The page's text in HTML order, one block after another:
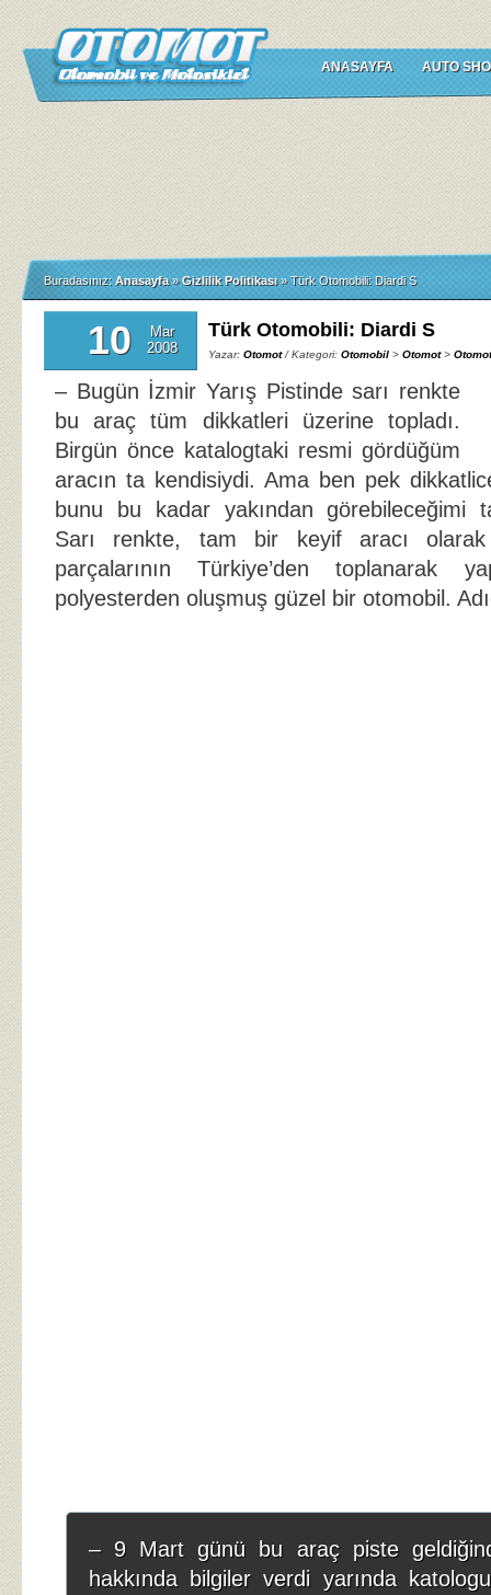
ANASAYFA AUTO
Buradasınız: Anasayfa » Gizlilik Politikası » Türk Otomobili: Diardi S
10
Mar
2008
Türk Otomobili: Diardi S
Yazar: Otomot/ Kategori: Otomobil > Otomot>
– Bugün İzmir Yarış Pistinde sarı renkte
bu araç tüm dikkatleri üzerine topladı.
Birgün önce katalogtaki resmi gördüğüm
aracın ta kendisiydi. Ama ben pek
bunu bu kadar yakından görebileceğimi
Sarı renkte, tam bir keyif aracı olarak
parçalarının Türkiye’den toplanarak
polyesterden oluşmuş güzel bir otomobil.
– 9 Mart günü bu araç piste
hakkında bilgiler verdi yarında